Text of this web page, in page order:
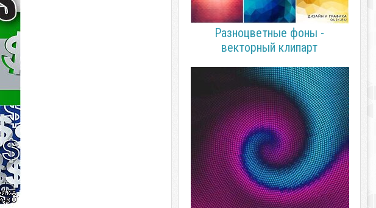
Разноцветные фоны -
векторный клипарт